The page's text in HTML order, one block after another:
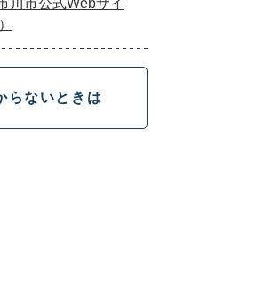
川市公式Webサイ
らないときは